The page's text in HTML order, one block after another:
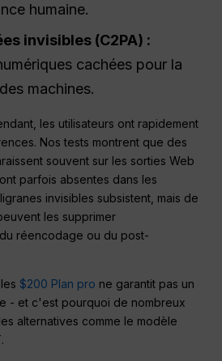
humaine.
invisibles (C2PA) :
cachées pour la
machines.
les utilisateurs ont rapidement
Nos tests montrent que des
souvent sur les sorties Web
parfois absentes dans les
invisibles subsistent, mais de
les supprimer
réencodage ou du post-
les$200 Plan pro ne garantit pas un
- et c'est pourquoi de nombreux
alternatives comme le modèle